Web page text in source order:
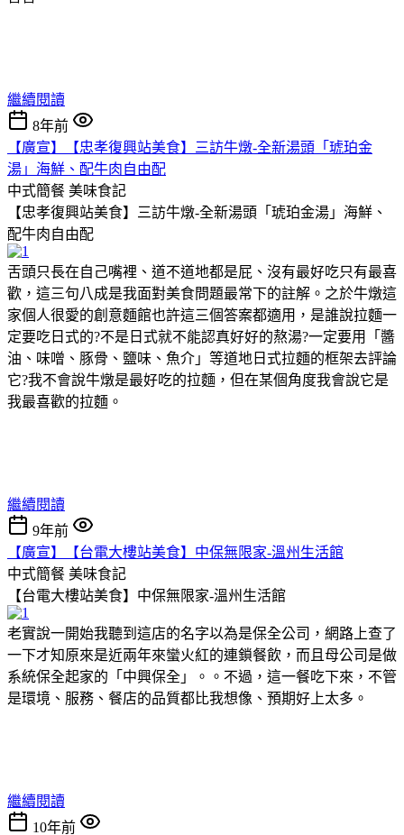
繼續閱讀
8年前
【廣宣】【忠孝復興站美食】三訪牛燉-全新湯頭「琥珀金
湯」海鮮、配牛肉自由配
中式簡餐 美味食記
【忠孝復興站美食】三訪牛燉-全新湯頭「琥珀金湯」海鮮、
配牛肉自由配
舌頭只長在自己嘴裡、道不道地都是屁、沒有最好吃只有最喜
歡，這三句八成是我面對美食問題最常下的註解。之於牛燉這
家個人很愛的創意麵館也許這三個答案都適用，是誰說拉麵一
定要吃日式的?不是日式就不能認真好好的熬湯?一定要用「醬
油、味噌、豚骨、鹽味、魚介」等道地日式拉麵的框架去評論
它?我不會說牛燉是最好吃的拉麵，但在某個角度我會說它是
我最喜歡的拉麵。
繼續閱讀
9年前
【廣宣】【台電大樓站美食】中保無限家-溫州生活館
中式簡餐 美味食記
【台電大樓站美食】中保無限家-溫州生活館
老實說一開始我聽到這店的名字以為是保全公司，網路上查了
一下才知原來是近兩年來蠻火紅的連鎖餐飲，而且母公司是做
系統保全起家的「中興保全」。。不過，這一餐吃下來，不管
是環境、服務、餐店的品質都比我想像、預期好上太多。
繼續閱讀
10年前